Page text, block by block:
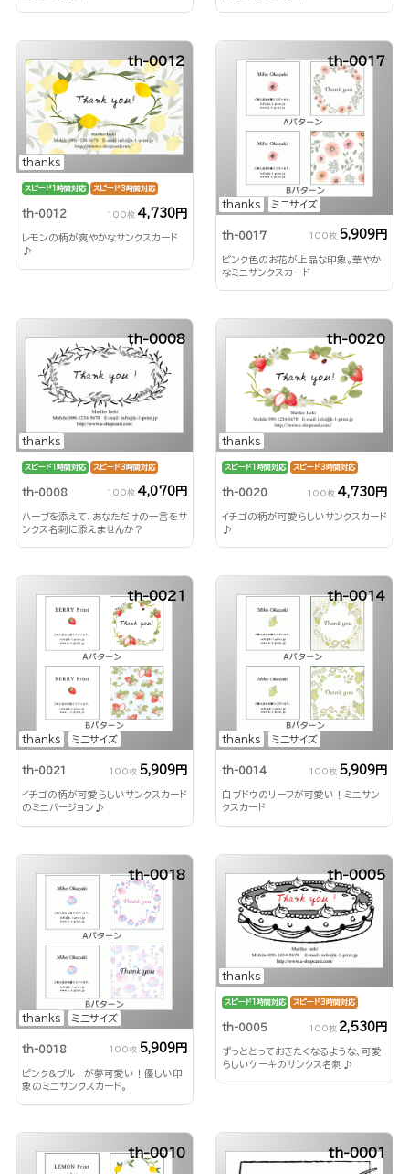
thanks
th-0012
スピード1時間対応 スピード3時間対応
th-0012 100枚 4,730円
レモンの柄が爽やかなサンクスカード
♪
thanks ミニサイズ
th-0017
th-0017 100枚 5,909円
ピンク色のお花が上品な印象。華やか
なミニサンクスカード
thanks
th-0008
スピード1時間対応 スピード3時間対応
th-0008 100枚 4,070円
ハーブを添えて、あなただけの一言をサ
ンクス名刺に添えませんか？
thanks
th-0020
スピード1時間対応 スピード3時間対応
th-0020 100枚 4,730円
イチゴの柄が可愛らしいサンクスカード
♪
thanks ミニサイズ
th-0021
th-0021 100枚 5,909円
イチゴの柄が可愛らしいサンクスカード
のミニバージョン♪
thanks ミニサイズ
th-0014
th-0014 100枚 5,909円
白ブドウのリーフが可愛い！ミニサン
クスカード
thanks ミニサイズ
th-0018
th-0018 100枚 5,909円
ピンク&ブルーが夢可愛い！優しい印
象のミニサンクスカード。
thanks
th-0005
スピード1時間対応 スピード3時間対応
th-0005 100枚 2,530円
ずっととっておきたくなるような、可愛
らしいケーキのサンクス名刺♪
th-0010 th-0001